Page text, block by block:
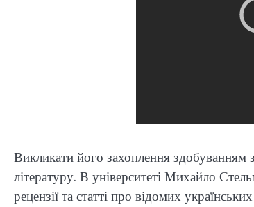
Викликати його захоплення здобуванням
літературу. В університеті Михайло
рецензії та статті про відомих